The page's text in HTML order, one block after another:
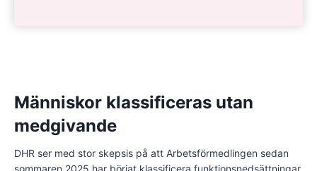
Människor klassificeras utan
medgivande
DHR ser med stor skepsis på att Arbetsförmedlingen sedan
sommaren 2025 har börjat klassificera funktionsnedsättningar